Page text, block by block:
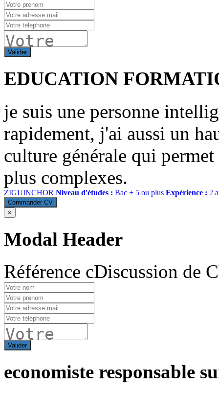
Valider
EDUCATION
je suis une personne
rapidement, j'ai aussi un
culture générale qui
plus complexes.
ZIGUINCHOR Niveau d'études : Bac + 5 ou plus Expérience : 2
Commander CV
×
Modal Header
Référence cDiscussion de
Valider
economiste responsable